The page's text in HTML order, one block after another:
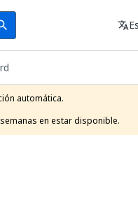
translate
automática.
en estar disponible.